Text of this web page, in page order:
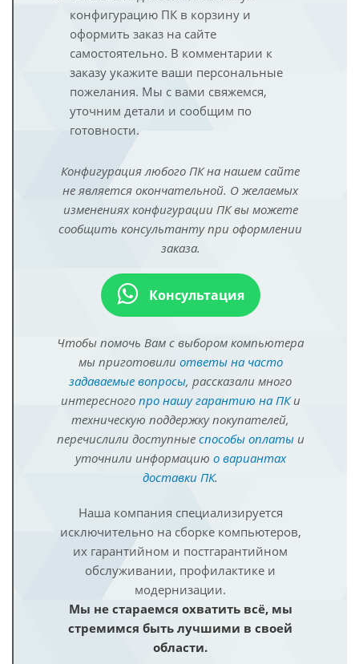
конфигурацию ПК в корзину и
оформить заказ на сайте
самостоятельно. В комментарии к
заказу укажите ваши персональные
пожелания. Мы с вами свяжемся,
уточним детали и сообщим по
готовности.
Конфигурация любого ПК на нашем сайте
не является окончательной. О желаемых
изменениях конфигурации ПК вы можете
сообщить консультанту при оформлении
заказа.
Консультация
Чтобы помочь Вам с выбором компьютера
мы приготовили ответы на часто
задаваемые вопросы, рассказали много
интересного про нашу гарантию на ПКи
техническую поддержку покупателей,
перечислили доступные способы оплатыи
уточнили информацию о вариантах
доставки ПК.
Наша компания специализируется
исключительно на сборке компьютеров,
их гарантийном и постгарантийном
обслуживании, профилактике и
модернизации.
Мы не стараемся охватить всё, мы
стремимся быть лучшими в своей
области.